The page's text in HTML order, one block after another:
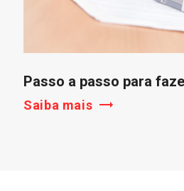
Passo a passo para
Saiba mais